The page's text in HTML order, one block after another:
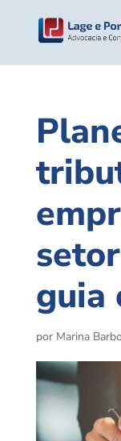
guia
por Marina